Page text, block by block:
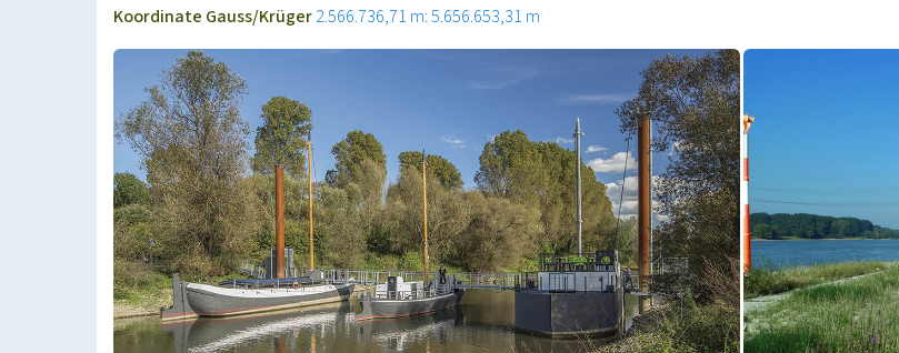
Koordinate Gauss/Krüger2.566.736,71 m: 5.656.653,31 m